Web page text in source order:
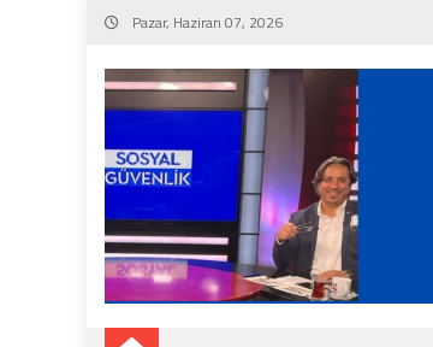
Skip
content
Pazar, Haziran 07, 2026